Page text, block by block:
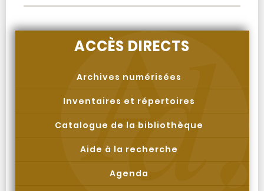
ACCÈS DIRECTS
Archives numérisées
Inventaires et répertoires
Catalogue de la bibliothèque
Aide à la recherche
Agenda